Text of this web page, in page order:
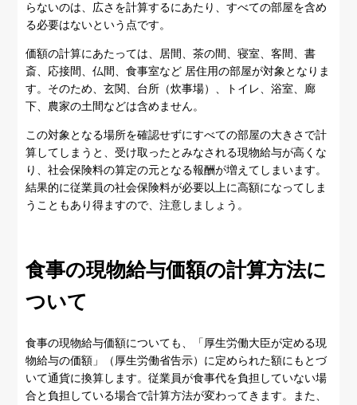
らないのは、広さを計算するにあたり、すべての部屋を含め
る必要はないという点です。
価額の計算にあたっては、居間、茶の間、寝室、客間、書
斎、応接間、仏間、食事室など 居住用の部屋が対象となりま
す。そのため、玄関、台所（炊事場）、トイレ、浴室、廊
下、農家の土間などは含めません。
この対象となる場所を確認せずにすべての部屋の大きさで計
算してしまうと、受け取ったとみなされる現物給与が高くな
り、社会保険料の算定の元となる報酬が増えてしまいます。
結果的に従業員の社会保険料が必要以上に高額になってしま
うこともあり得ますので、注意しましょう。
食事の現物給与価額の計算方法に
ついて
食事の現物給与価額についても、「厚生労働大臣が定める現
物給与の価額」（厚生労働省告示）に定められた額にもとづ
いて通貨に換算します。従業員が食事代を負担していない場
合と負担している場合で計算方法が変わってきます。また、